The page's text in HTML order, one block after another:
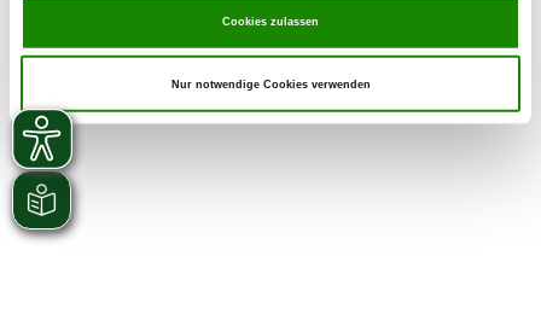
Cookies zulassen
Nur notwendige Cookies verwenden